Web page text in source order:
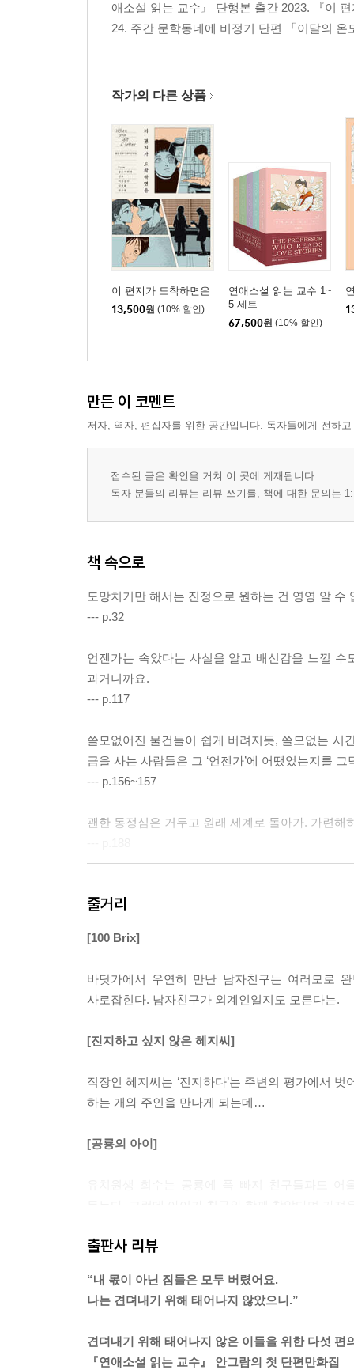
애소설 읽는 교수』 단행본 출간 2023. 『이
24. 주간 문학동네에 비정기 단편 「이달의
작가의 다른 상품
이 편지가 도착하면은
13,500원 (10% 할인)
연애소설 읽는 교수 1~
5 세트
67,500원 (10% 할인)
만든 이 코멘트
저자, 역자, 편집자를 위한 공간입니다. 독자들에게 전하
접수된 글은 확인을 거쳐 이 곳에 게재됩니다.
독자 분들의 리뷰는 리뷰 쓰기를, 책에 대한 문의는
책 속으로
도망치기만 해서는 진정으로 원하는 건 영영 알 수
--- p.32
언젠가는 속았다는 사실을 알고 배신감을 느낄
과거니까요.
--- p.117
쓸모없어진 물건들이 쉽게 버려지듯, 쓸모없는 시
금을 사는 사람들은 그 ‘언젠가’에 어땠었는지를
--- p.156~157
괜한 동정심은 거두고 원래 세계로 돌아가. 가련
금이 녹슬 동안 버리지 못한 마음을 어쩌면 좋았
나 바로 서도다.
--- p.225
약탈당한 내 약속을 돌려받았을 때 내 몫이 아닌
--- p.279
줄거리
[100 Brix]
바닷가에서 우연히 만난 남자친구는 여러모로
사로잡힌다. 남자친구가 외계인일지도 모른다는.
[진지하고 싶지 않은 혜지씨]
직장인 혜지씨는 ‘진지하다’는 주변의 평가에서
하는 개와 주인을 만나게 되는데…
[공룡의 아이]
듣는다. 그런데 아이가 친구와 함께 찾았다며 가져
[녹슨 금과 늙은 용]
보육원 출신의 한주영은 회계사 합격 통지를
수락하고 이세계로 와보니 그곳에서 금은 ‘녹슬지
[토마토, 나이프 그리고 입맞춤]
출판사 리뷰
“내 몫이 아닌 짐들은 모두 버렸어요.
나는 견뎌내기 위해 태어나지 않았으니.”
견뎌내기 위해 태어나지 않은 이들을 위한 다섯 편
『연애소설 읽는 교수』 안그람의 첫 단편만화집